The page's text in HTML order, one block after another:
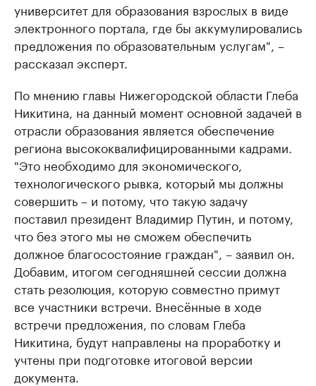
университет для образования взрослых в виде
электронного портала, где бы аккумулировались
предложения по образовательным услугам", –
рассказал эксперт.
По мнению главы Нижегородской области Глеба
Никитина, на данный момент основной задачей в
отрасли образования является обеспечение
региона высококвалифицированными кадрами.
"Это необходимо для экономического,
технологического рывка, который мы должны
совершить – и потому, что такую задачу
поставил президент Владимир Путин, и потому,
что без этого мы не сможем обеспечить
должное благосостояние граждан", – заявил он.
Добавим, итогом сегодняшней сессии должна
стать резолюция, которую совместно примут
все участники встречи. Внесённые в ходе
встречи предложения, по словам Глеба
Никитина, будут направлены на проработку и
учтены при подготовке итоговой версии
документа.